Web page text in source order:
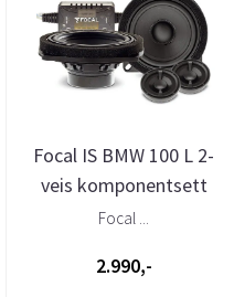
Focal IS BMW 100 L 2-
veis komponentsett
Focal ...
2.990,-